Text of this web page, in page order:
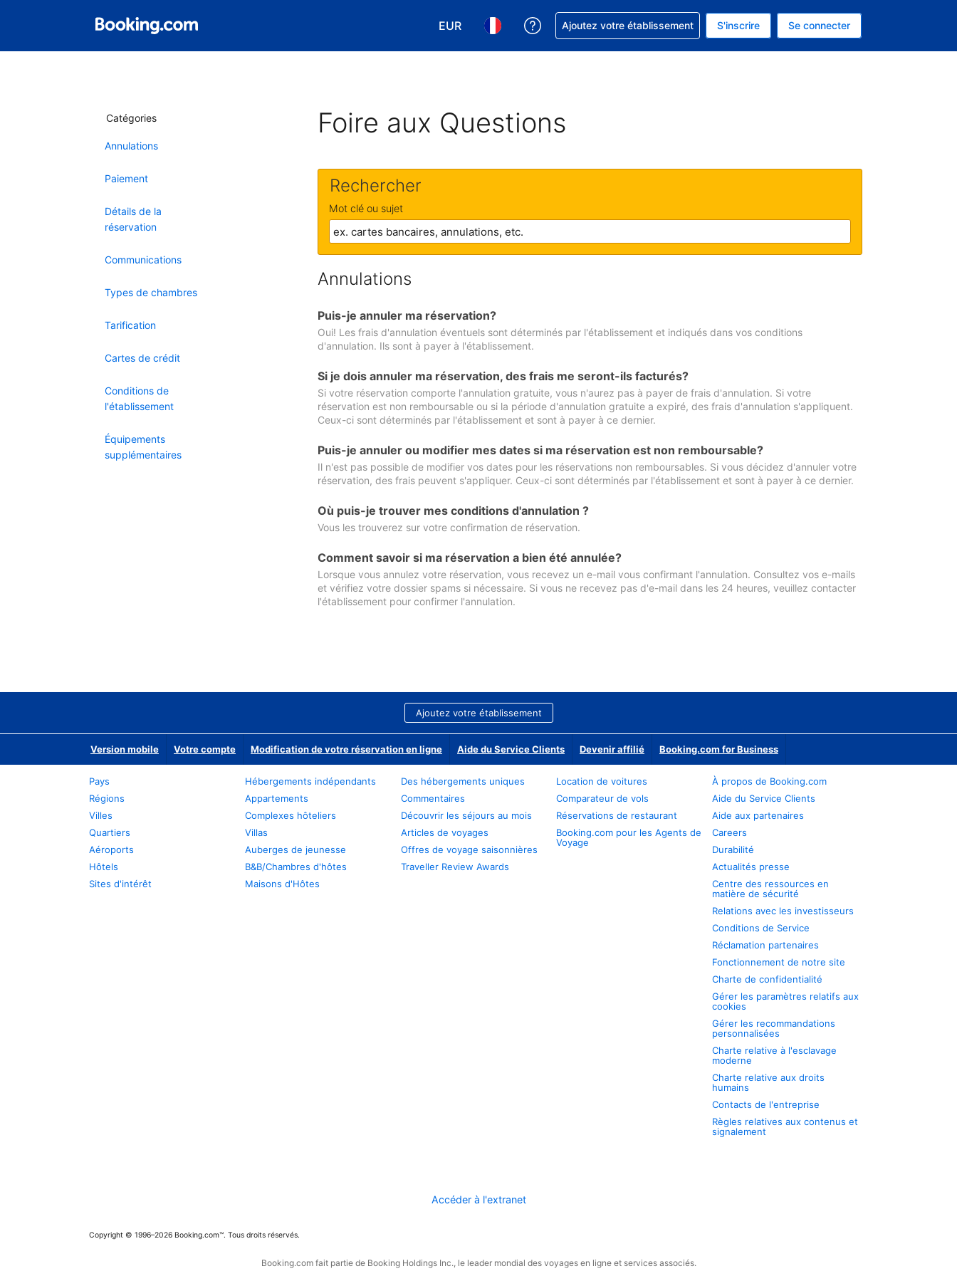
EUR
Choisissez votre devise. Votre devise actuelle est celle-ci : EUR.
Choisissez votre langue. Votre langue actuelle est celle-ci : Français.
Obtenez de l'aide concernant votre réservation
Ajoutez votre établissement S'inscrire Se connecter
Catégories
Annulations
Paiement
Détails de la
réservation
Communications
Types de chambres
Tarification
Cartes de crédit
Conditions de
l'établissement
Équipements
supplémentaires
Foire aux Questions
Rechercher
Mot clé ou sujet
Annulations
Puis-je annuler ma réservation?
Oui! Les frais d'annulation éventuels sont déterminés par l'établissement et indiqués dans vos conditions
d'annulation. Ils sont à payer à l'établissement.
Si je dois annuler ma réservation, des frais me seront-ils facturés?
Si votre réservation comporte l'annulation gratuite, vous n'aurez pas à payer de frais d'annulation. Si votre
réservation est non remboursable ou si la période d'annulation gratuite a expiré, des frais d'annulation s'appliquent.
Ceux-ci sont déterminés par l'établissement et sont à payer à ce dernier.
Puis-je annuler ou modifier mes dates si ma réservation est non remboursable?
Il n'est pas possible de modifier vos dates pour les réservations non remboursables. Si vous décidez d'annuler votre
réservation, des frais peuvent s'appliquer. Ceux-ci sont déterminés par l'établissement et sont à payer à ce dernier.
Où puis-je trouver mes conditions d'annulation ?
Vous les trouverez sur votre confirmation de réservation.
Comment savoir si ma réservation a bien été annulée?
Lorsque vous annulez votre réservation, vous recevez un e-mail vous confirmant l'annulation. Consultez vos e-mails
et vérifiez votre dossier spams si nécessaire. Si vous ne recevez pas d'e-mail dans les 24 heures, veuillez contacter
l'établissement pour confirmer l'annulation.
Ajoutez votre établissement
Version mobile Votre compte Modification de votre réservation en ligne Aide du Service Clients Devenir affilié Booking.com for Business
Pays
Régions
Villes
Quartiers
Aéroports
Hôtels
Sites d'intérêt
Hébergements indépendants
Appartements
Complexes hôteliers
Villas
Auberges de jeunesse
B&B/Chambres d'hôtes
Maisons d'Hôtes
Des hébergements uniques
Commentaires
Découvrir les séjours au mois
Articles de voyages
Offres de voyage saisonnières
Traveller Review Awards
Location de voitures
Comparateur de vols
Réservations de restaurant
Booking.com pour les Agents de
Voyage
À propos de Booking.com
Aide du Service Clients
Aide aux partenaires
Careers
Durabilité
Actualités presse
Centre des ressources en
matière de sécurité
Relations avec les investisseurs
Conditions de Service
Réclamation partenaires
Fonctionnement de notre site
Charte de confidentialité
Gérer les paramètres relatifs aux
cookies
Gérer les recommandations
personnalisées
Charte relative à l'esclavage
moderne
Charte relative aux droits
humains
Contacts de l'entreprise
Règles relatives aux contenus et
signalement
Accéder à l'extranet
Copyright © 1996–2026 Booking.com™. Tous droits réservés.
Booking.com fait partie de Booking Holdings Inc., le leader mondial des voyages en ligne et services associés.